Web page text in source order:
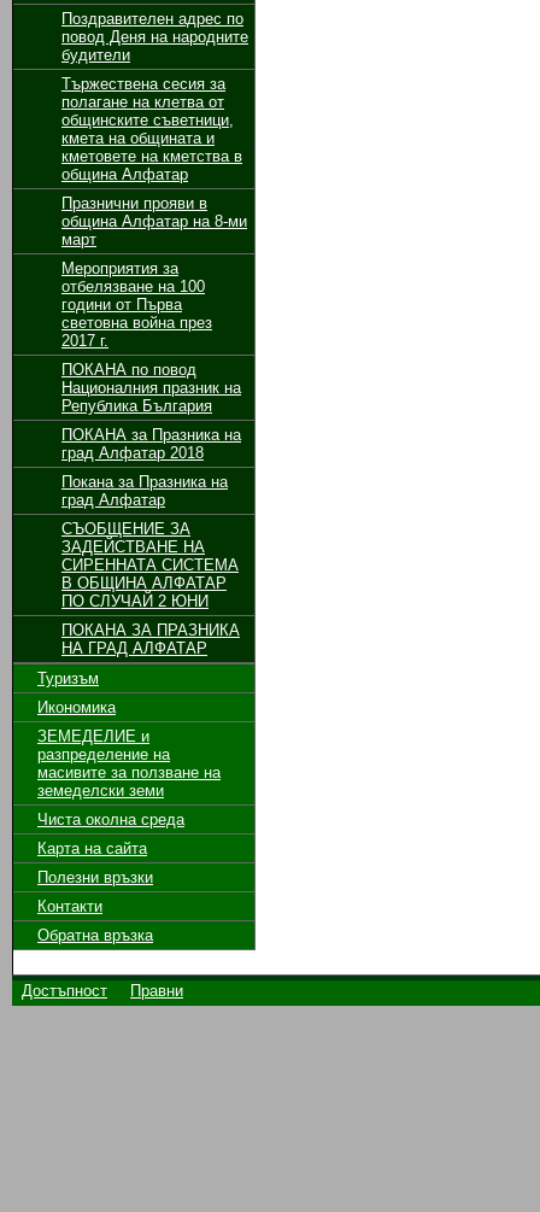
Поздравителен адрес по
повод Деня на народните
будители
Тържествена сесия за
полагане на клетва от
общинските съветници,
кмета на общината и
кметовете на кметства в
община Алфатар
Празнични прояви в
община Алфатар на 8-ми
март
Мероприятия за
отбелязване на 100
години от Първа
световна война през
2017 г.
ПОКАНА по повод
Националния празник на
Република България
ПОКАНА за Празника на
град Алфатар 2018
Покана за Празника на
град Алфатар
СЪОБЩЕНИЕ ЗА
ЗАДЕЙСТВАНЕ НА
СИРЕННАТА СИСТЕМА
В ОБЩИНА АЛФАТАР
ПО СЛУЧАЙ 2 ЮНИ
ПОКАНА ЗА ПРАЗНИКА
НА ГРАД АЛФАТАР
Туризъм
Икономика
ЗЕМЕДЕЛИЕ и
разпределение на
масивите за ползване на
земeделски земи
Чиста околна среда
Карта на сайта
Полезни връзки
Контакти
Обратна връзка
Достъпност Правни